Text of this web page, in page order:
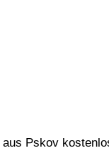
Pskov